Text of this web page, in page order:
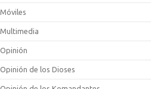
Móviles
Multimedia
Opinión
Opinión de los Dioses